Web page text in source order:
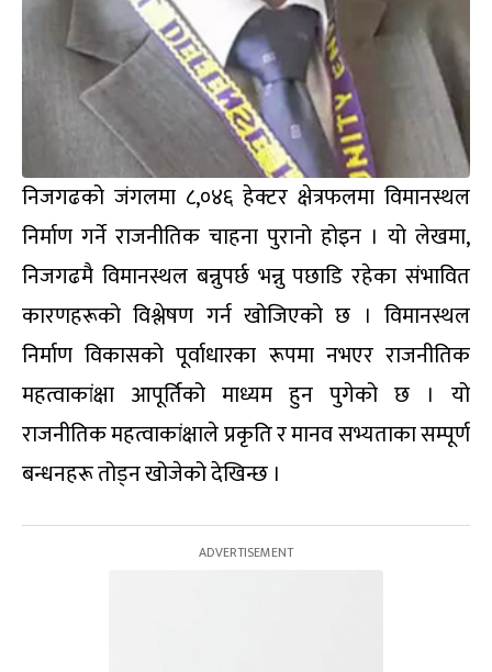
निजगढको जंगलमा ८,०४६ हेक्टर क्षेत्रफलमा विमानस्थल
निर्माण गर्ने राजनीतिक चाहना पुरानो होइन । यो लेखमा,
निजगढमै विमानस्थल बन्नुपर्छ भन्नु पछाडि रहेका संभावित
कारणहरूको विश्लेषण गर्न खोजिएको छ । विमानस्थल
निर्माण विकासको पूर्वाधारका रूपमा नभएर राजनीतिक
महत्वाकांक्षा आपूर्तिको माध्यम हुन पुगेको छ । यो
राजनीतिक महत्वाकांक्षाले प्रकृति र मानव सभ्यताका सम्पूर्ण
बन्धनहरू तोड्न खोजेको देखिन्छ ।